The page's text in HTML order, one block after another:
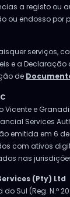
a registo ou
ou endosso por
serviços,
e a Declaração
de
e
Services
emitida em 6
com ativos
nas
(Pty) Ltd
Sul (Reg. N.º